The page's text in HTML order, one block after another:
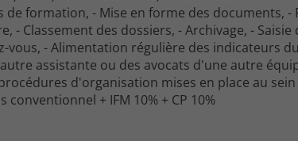
formation, - Mise en forme des documents, -
Classement des dossiers, - Archivage, - Saisie
- Alimentation régulière des indicateurs
assistante ou des avocats d'une autre
d'organisation mises en place au
+ IFM 10% + CP 10%